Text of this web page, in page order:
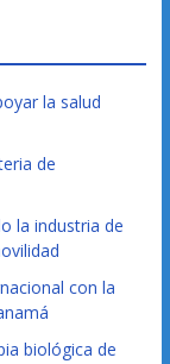
la salud
de
la industria de
con la
biológica de